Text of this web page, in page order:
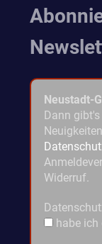
Neustadt-
Dann
Widerruf.
habe